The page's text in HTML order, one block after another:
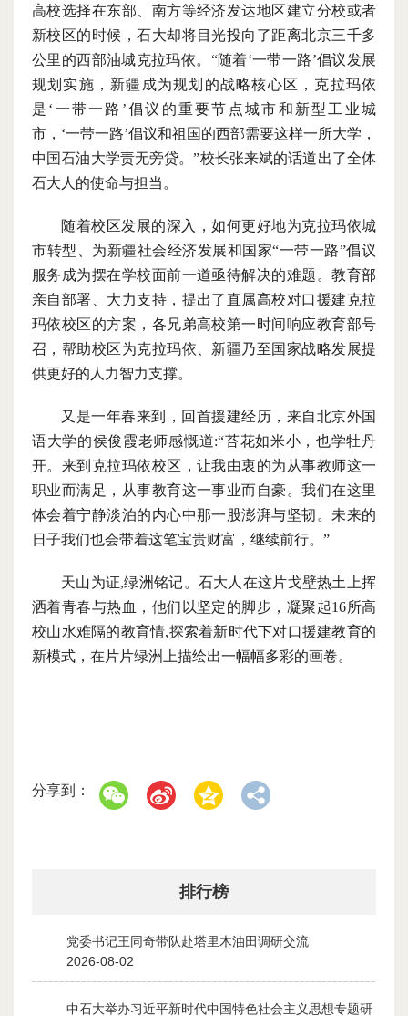
高校选择在东部、南方等经济发达地区建立分校或者
新校区的时候，石大却将目光投向了距离北京三千多
公里的西部油城克拉玛依。 “随着‘一带一路’倡议发展
规划实施，新疆成为规划的战略核心区，克拉玛依
是‘一带一路’倡议的重要节点城市和新型工业城
市，‘一带一路’倡议和祖国的西部需要这样一所大学，
中国石油大学责无旁贷。”校长张来斌的话道出了全体
石大人的使命与担当。
随着校区发展的深入，如何更好地为克拉玛依城
市转型、为新疆社会经济发展和国家“一带一路”倡议
服务成为摆在学校面前一道亟待解决的难题。教育部
亲自部署、大力支持，提出了直属高校对口援建克拉
玛依校区的方案，各兄弟高校第一时间响应教育部号
召，帮助校区为克拉玛依、新疆乃至国家战略发展提
供更好的人力智力支撑。
又是一年春来到，回首援建经历，来自北京外国
语大学的侯俊霞老师感慨道:“苔花如米小，也学牡丹
开。来到克拉玛依校区，让我由衷的为从事教师这一
职业而满足，从事教育这一事业而自豪。我们在这里
体会着宁静淡泊的内心中那一股澎湃与坚韧。未来的
日子我们也会带着这笔宝贵财富，继续前行。”
天山为证,绿洲铭记。石大人在这片戈壁热土上挥
洒着青春与热血，他们以坚定的脚步，凝聚起16所高
校山水难隔的教育情,探索着新时代下对口援建教育的
新模式，在片片绿洲上描绘出一幅幅多彩的画卷。
分享到：
排行榜
党委书记王同奇带队赴塔里木油田调研交流
2026-08-02
中石大举办习近平新时代中国特色社会主义思想专题研